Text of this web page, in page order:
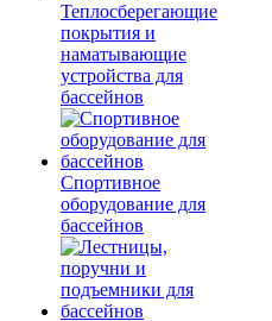
Теплосберегающие
покрытия и
наматывающие
устройства для
бассейнов
Спортивное
оборудование для
бассейнов